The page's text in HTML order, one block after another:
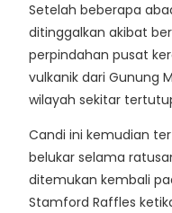
Setelah beberapa
ditinggalkan akibat
perpindahan pusat
vulkanik dari Gunung
wilayah sekitar
Candi ini kemudian
belukar selama
ditemukan kembali
Stamford Raffles